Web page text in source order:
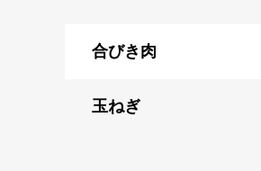
合びき肉
玉ねぎ